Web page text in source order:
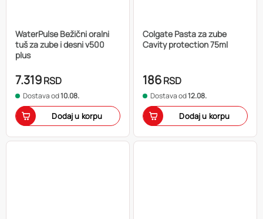
WaterPulse Bežični oralni
tuš za zube i desni v500
plus
7.319RSD
Dostava od10.08.
Dodaj u korpu
Colgate Pasta za zube
Cavity protection 75ml
186RSD
Dostava od12.08.
Dodaj u korpu